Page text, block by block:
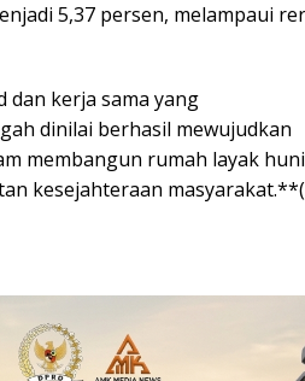
5,37 persen, melampaui
dan kerja sama yang
dinilai berhasil mewujudkan
membangun rumah layak huni
kesejahteraan